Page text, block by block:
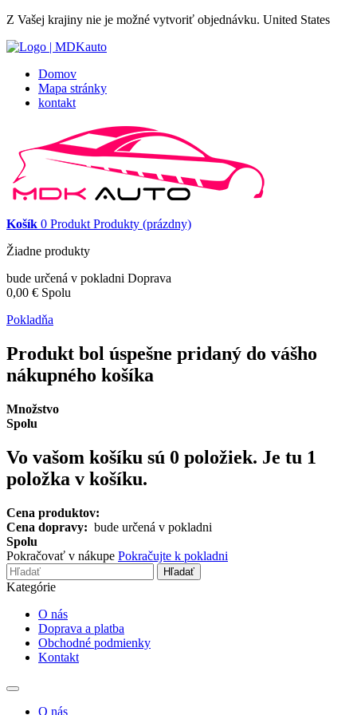
Z Vašej krajiny nie je možné vytvoriť objednávku. United States
Domov
Mapa stránky
kontakt
Košík 0 Produkt Produkty (prázdny)
Žiadne produkty
bude určená v pokladni Doprava
0,00 € Spolu
Pokladňa
Produkt bol úspešne pridaný do vášho
nákupného košíka
Množstvo
Spolu
Vo vašom košíku sú 0 položiek. Je tu 1
položka v košíku.
Cena produktov:
Cena dopravy: bude určená v pokladni
Spolu
Pokračovať v nákupe Pokračujte k pokladni
Hľadať
Kategórie
O nás
Doprava a platba
Obchodné podmienky
Kontakt
Toggle
navigationO nás